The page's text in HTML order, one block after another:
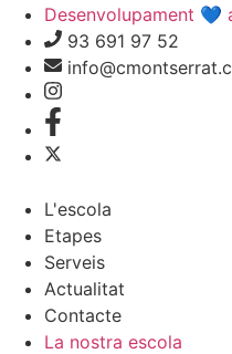
Desenvolupament 💙
93 691 97 52
L'escola
Etapes
Serveis
Actualitat
Contacte
La nostra escola